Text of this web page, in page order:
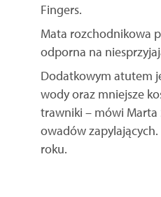
Fingers.
Mata rozchodnikowa
odporna na
Dodatkowym atutem
wody oraz mniejsze
trawniki – mówi Marta
owadów
roku.